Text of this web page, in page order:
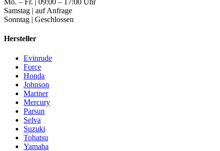
Mo. – Fr. | 09:00 – 17:00 Uhr
Samstag | auf Anfrage
Sonntag | Geschlossen
Hersteller
Evinrude
Force
Honda
Johnson
Mariner
Mercury
Parsun
Selva
Suzuki
Tohatsu
Yamaha